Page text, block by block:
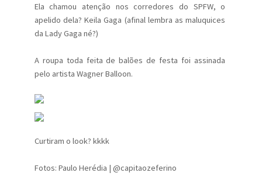
Ela chamou atenção nos corredores do SPFW, o
apelido dela? Keila Gaga (afinal lembra as maluquices
da Lady Gaga né?)
A roupa toda feita de balões de festa foi assinada
pelo artista Wagner Balloon.
Curtiram o look? kkkk
Fotos: Paulo Herédia | @capitaozeferino